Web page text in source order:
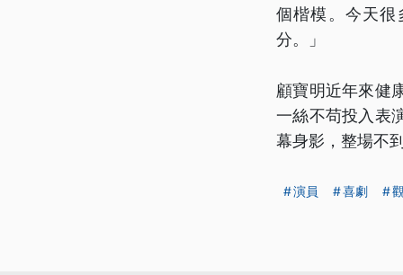
個楷模。今天
分。」
顧寶明近年來健
一絲不苟投入表
幕身影，整場不
演員 喜劇